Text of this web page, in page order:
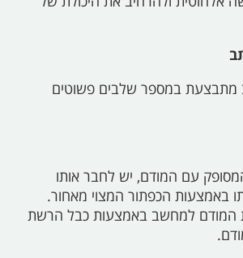
מתבצעת במספר שלבים פשוטים
עם המודם, יש לחבר אותו
באמצעות הכפתור המצוי מאחור.
המודם למחשב באמצעות כבל הרשת